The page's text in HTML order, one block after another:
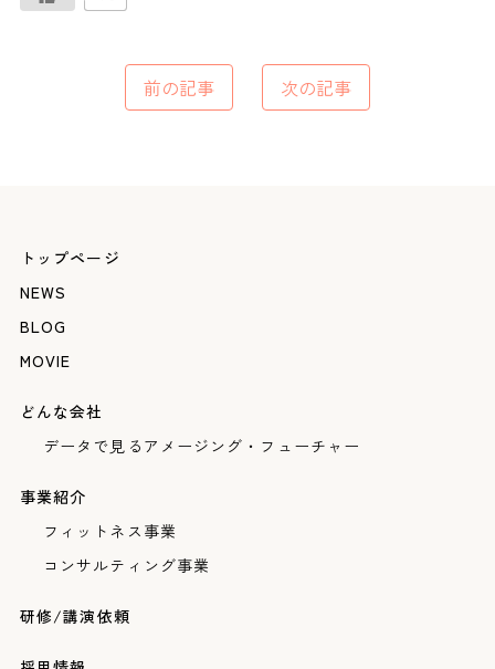
前の記事 次の記事
トップページ
NEWS
BLOG
MOVIE
どんな会社
データで見るアメージング・フューチャー
事業紹介
フィットネス事業
コンサルティング事業
研修/講演依頼